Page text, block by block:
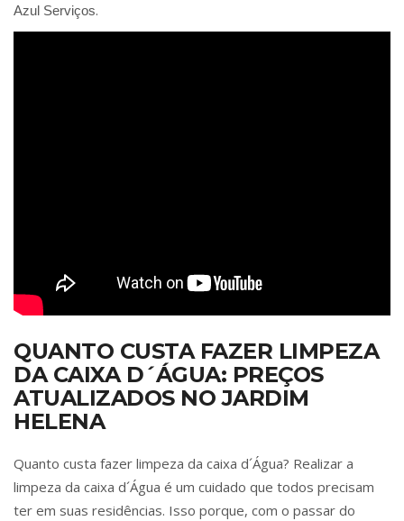
Azul Serviços.
QUANTO CUSTA FAZER LIMPEZA
DA CAIXA D´ÁGUA: PREÇOS
ATUALIZADOS NO JARDIM
HELENA
Quanto custa fazer limpeza da caixa d´Água? Realizar a
limpeza da caixa d´Água é um cuidado que todos precisam
ter em suas residências. Isso porque, com o passar do